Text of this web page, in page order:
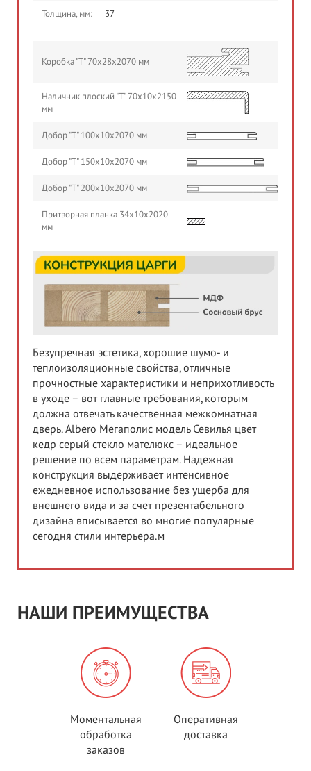
Толщина, мм: 37
Коробка "Т" 70х28х2070 мм
Наличник плоский "Т" 70х10х2150
мм
Добор "Т" 100х10х2070 мм
Добор "Т" 150х10х2070 мм
Добор "Т" 200х10х2070 мм
Притворная планка 34х10х2020
мм
Безупречная эстетика, хорошие шумо- и
теплоизоляционные свойства, отличные
прочностные характеристики и неприхотливость
в уходе – вот главные требования, которым
должна отвечать качественная межкомнатная
дверь. Albero Мегаполис модель Севилья цвет
кедр серый стекло мателюкс – идеальное
решение по всем параметрам. Надежная
конструкция выдерживает интенсивное
ежедневное использование без ущерба для
внешнего вида и за счет презентабельного
дизайна вписывается во многие популярные
сегодня стили интерьера.м
НАШИ ПРЕИМУЩЕСТВА
Моментальная
обработка
заказов
Оперативная
доставка